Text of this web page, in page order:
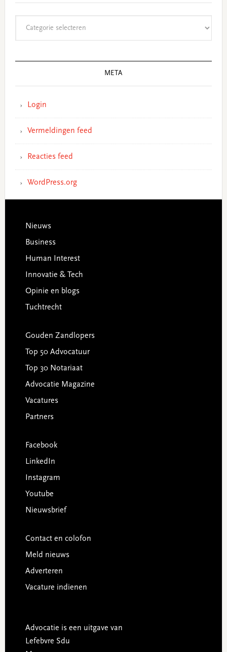
META
Login
Vermeldingen feed
Reacties feed
WordPress.org
Footer
Nieuws
Business
Human Interest
Innovatie & Tech
Opinie en blogs
Tuchtrecht
Gouden Zandlopers
Top 50 Advocatuur
Top 30 Notariaat
Advocatie Magazine
Vacatures
Partners
Facebook
LinkedIn
Instagram
Youtube
Nieuwsbrief
Contact en colofon
Meld nieuws
Adverteren
Vacature indienen
Advocatie is een uitgave van
Lefebvre Sdu